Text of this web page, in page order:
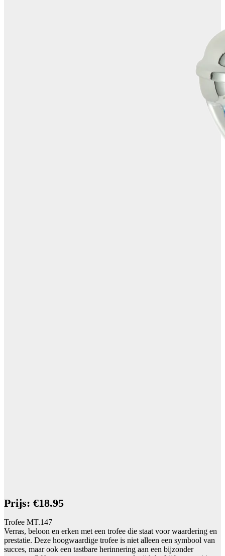
Prijs: €18.95
Trofee MT.147
Verras, beloon en erken met een trofee die staat voor waardering en
prestatie. Deze hoogwaardige trofee is niet alleen een symbool van
succes, maar ook een tastbare herinnering aan een bijzonder